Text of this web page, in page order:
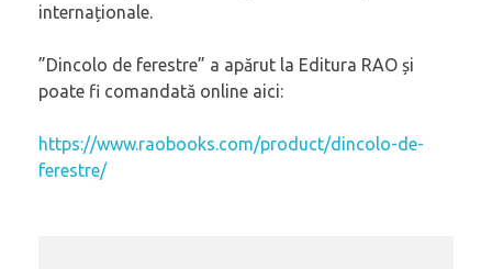
internaționale.
”Dincolo de ferestre” a apărut la Editura RAO și
poate fi comandată online aici:
https://www.raobooks.com/product/dincolo-de-
ferestre/